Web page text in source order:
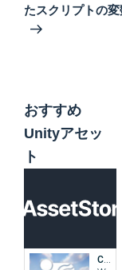
シ
ョ
投
たスクリプトの
おすすめ
Unityアセッ
ト